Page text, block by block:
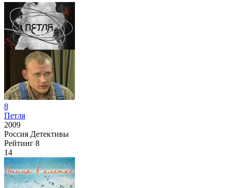
8
Петля
2009
Россия Детективы
Рейтинг 8
14